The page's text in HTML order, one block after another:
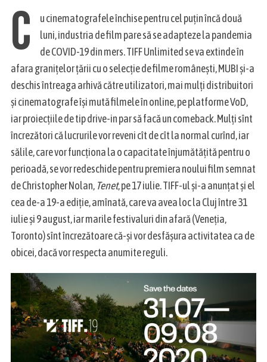
C
u cinematografele închise pentru cel puțin încă două
luni, industria de film pare să se adapteze la pandemia
de COVID-19 din mers. TIFF Unlimited se va extinde în
afara granițelor țării cu o selecție de filme românești, MUBI și-a
deschis întreaga arhivă către utilizatori, mai mulți distribuitori
și cinematografe își mută filmele în online, pe platforme VoD,
iar proiecțiile de tip drive-in par să facă un comeback. Mulți sînt
încrezători că lucrurile vor reveni cît de cît la normal curînd, iar
sălile, care vor funcționa la o capacitate înjumătățită pentru o
perioadă, se vor redeschide pentru premiera noului film semnat
de Christopher Nolan, Tenet, pe 17 iulie. TIFF-ul și-a anunțat și el
cea de-a 19-a ediție, amînată, care va avea loc la Cluj între 31
iulie și 9 august, iar marile festivaluri din afară (Veneția,
Toronto) sînt încrezătoare că-și vor desfășura activitatea ca de
obicei, dacă vor respecta anumite reguli.